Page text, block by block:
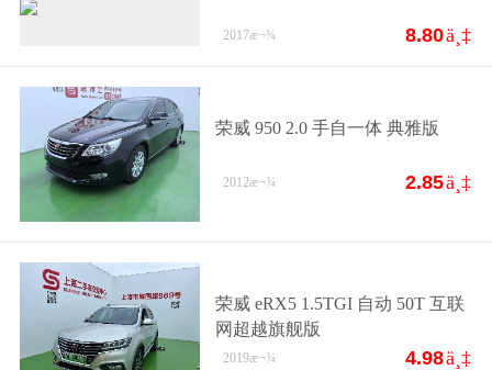
8.80ä¸‡
2017æ¬¾
荣威 950 2.0 手自一体 典雅版
2.85ä¸‡
2012æ¬¾
荣威 eRX5 1.5TGI 自动 50T 互联
网超越旗舰版
4.98ä¸‡
2019æ¬¾